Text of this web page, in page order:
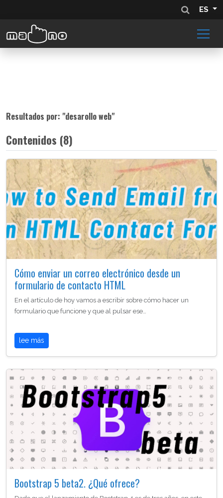
ES
Resultados por: "desarollo web"
Contenidos (8)
Cómo enviar un correo electrónico desde un
formulario de contacto HTML
En el artículo de hoy vamos a escribir sobre cómo hacer un
formulario que funcione y que al pulsar ese…
lee más
Bootstrap 5 beta2. ¿Qué ofrece?